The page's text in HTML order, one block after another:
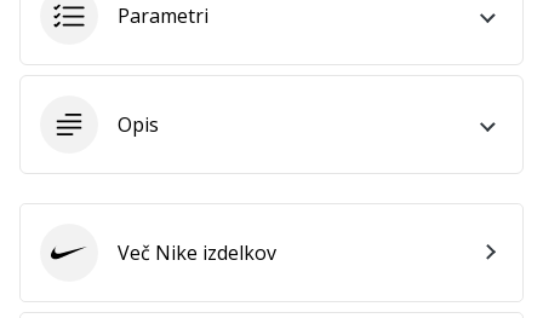
Parametri
Opis
Nike Več Nike izdelkov